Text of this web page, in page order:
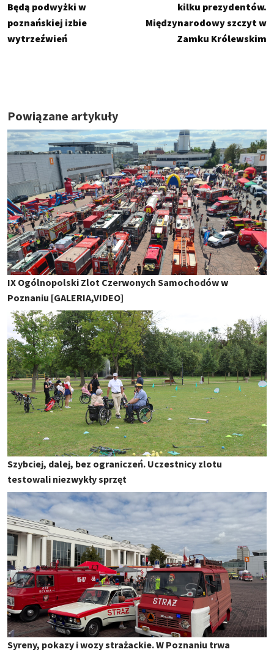
Będą podwyżki w
poznańskiej izbie
wytrzeźwień
kilku prezydentów.
Międzynarodowy szczyt w
Zamku Królewskim
Powiązane artykuły
IX Ogólnopolski Zlot Czerwonych Samochodów w
Poznaniu [GALERIA,VIDEO]
Szybciej, dalej, bez ograniczeń. Uczestnicy zlotu
testowali niezwykły sprzęt
Syreny, pokazy i wozy strażackie. W Poznaniu trwa